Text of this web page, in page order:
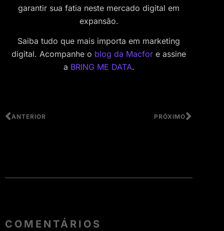
garantir sua fatia neste mercado digital em
expansão.
Saiba tudo que mais importa em marketing
digital. Acompanhe o blog da Macfor e assine
a BRING ME DATA.
ANTERIOR PRÓXIMO
COMENTÁRIOS